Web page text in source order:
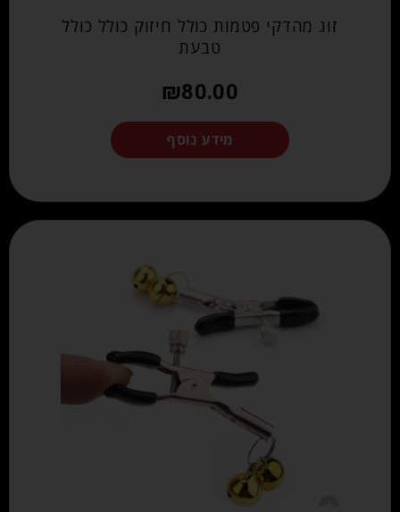
זוג מהדקי פטמות כולל חיזוק כולל כולל
טבעת
₪80.00
מידע נוסף